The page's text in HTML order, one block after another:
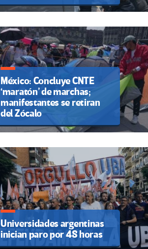
México: Concluye CNTE
‘maratón’ de marchas;
manifestantes se retiran
del Zócalo
Universidades argentinas
inician paro por 48 horas